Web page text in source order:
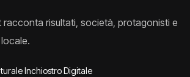
racconta risultati, società, protagonisti e
Inchiostro Digitale